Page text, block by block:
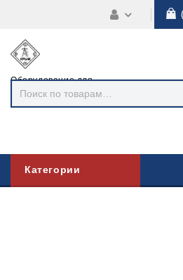
Оборудование для
линий
электропередач
Категории